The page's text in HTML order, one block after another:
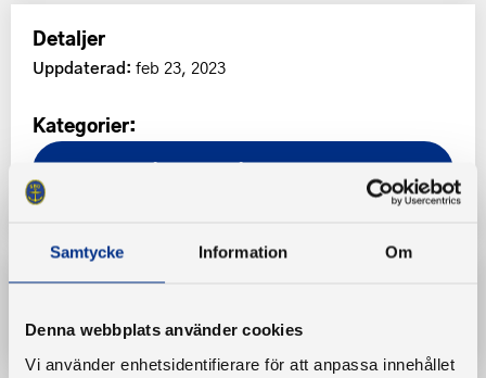
Samtycke Information Om
Denna webbplats använder cookies
Vi använder enhetsidentifierare för att anpassa innehållet
Detaljer
Uppdaterad: feb 23, 2023
Kategorier:
BåtriksdagBåtriksdag 2023